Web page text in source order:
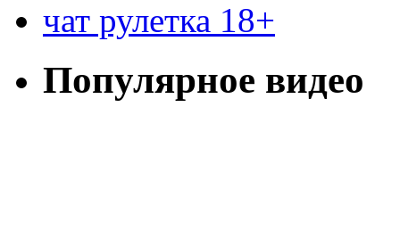
чат рулетка 18+
Популярное видео